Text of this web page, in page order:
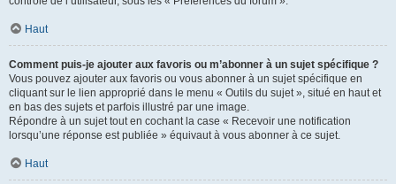
Haut
Comment puis-je ajouter aux favoris ou m’abonner à un sujet spécifique ?
Vous pouvez ajouter aux favoris ou vous abonner à un sujet spécifique en
cliquant sur le lien approprié dans le menu « Outils du sujet », situé en haut et
en bas des sujets et parfois illustré par une image.
Répondre à un sujet tout en cochant la case « Recevoir une notification
lorsqu’une réponse est publiée » équivaut à vous abonner à ce sujet.
Haut